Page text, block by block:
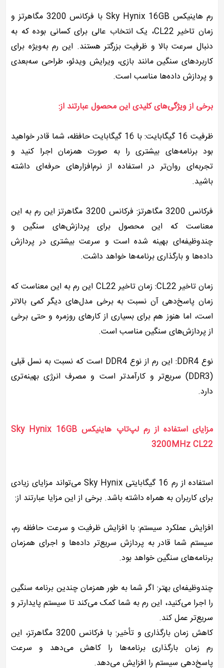
رم هاینیکس Sky Hynix 16GB با فرکانس 3200 مگاهرتز و
زمان تاخیر CL22، یک انتخاب عالی برای کسانی بوده که به
دنبال سرعت بالا و ظرفیت بزرگتر هستند. این رم به‌ویژه برای
کاربردهای سنگین مانند بازی، ویرایش ویدئو، طراحی سه‌بعدی
و پردازش داده‌ها مناسب است.
برخی از ویژگی‌های کلیدی این محصول عبارتند از:
ظرفیت 16 گیگابایت: با 16 گیگابایت حافظه، شما قادر خواهید
بود برنامه‌های بیشتری را به صورت همزمان اجرا کنید و
تجربه‌ای روان‌تر در استفاده از نرم‌افزارهای حرفه‌ای داشته
باشید.
فرکانس 3200 مگاهرتز: فرکانس 3200 مگاهرتز این رم به این
معناست که این محصول برای پردازش‌های سنگین و
چندوظیفه‌ای بهینه شده است و سرعت بیشتری در پردازش
داده‌ها و بارگذاری برنامه‌ها خواهد داشت.
زمان تاخیر CL22: زمان تاخیر CL22 این رم به این معناست که
زمان پاسخ‌دهی آن نسبت به برخی مدل‌های دیگر کمی بالاتر
است، اما هنوز هم برای بسیاری از کارهای روزمره و حتی برخی
از پردازش‌های سنگین مناسب است.
نوع DDR4: این رم از نوع DDR4 است که نسبت به نسل قبلی
(DDR3) سریع‌تر و کارآمدتر است و مصرف انرژی بهینه‌تری
دارد.
مزایای استفاده از رم لپ‌تاپ هاینیکس Sky Hynix 16GB
3200MHz CL22
استفاده از رم 16 گیگابایتی Sky Hynix می‌تواند مزایای زیادی
برای کاربران به همراه داشته باشد. برخی از این مزایا عبارتند از:
افزایش عملکرد سیستم: با افزایش ظرفیت و سرعت حافظه رم،
سیستم شما قادر به پردازش سریع‌تر داده‌ها و اجرای همزمان
برنامه‌های سنگین خواهد بود.
چندوظیفه‌ای بهتر: اگر شما به طور همزمان چندین برنامه سنگین
را اجرا می‌کنید، این رم به شما کمک می‌کند تا سیستم پایدارتر و
سریع‌تر عمل کند.
کاهش زمان بارگذاری و تأخیر: با فرکانس 3200 مگاهرتز، این
رم زمان بارگذاری برنامه‌ها را کاهش می‌دهد و سرعت
پاسخ‌دهی سیستم را افزایش می‌دهد.